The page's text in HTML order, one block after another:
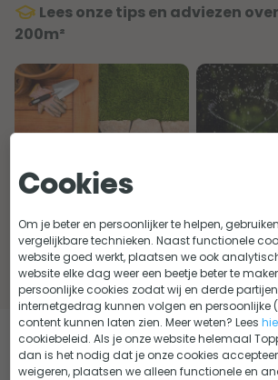
Lees onze tips en adviezen
200m²
Grasmaaier voor een kleine
Lees het advies
Zorgeloos
je tuin
Lees het advies
Eerder bekeken door jou
Cookies
Om je beter en persoonlijker te helpen,
vergelijkbare technieken. Naast functionele
website goed werkt, plaatsen we ook
website elke dag weer een beetje beter te
persoonlijke cookies zodat wij en derde
internetgedrag kunnen volgen en persoonlijke
content kunnen laten zien. Meer weten? Lees
cookiebeleid. Als je onze website helemaal
dan is het nodig dat je onze cookies
weigeren, plaatsen we alleen functionele en